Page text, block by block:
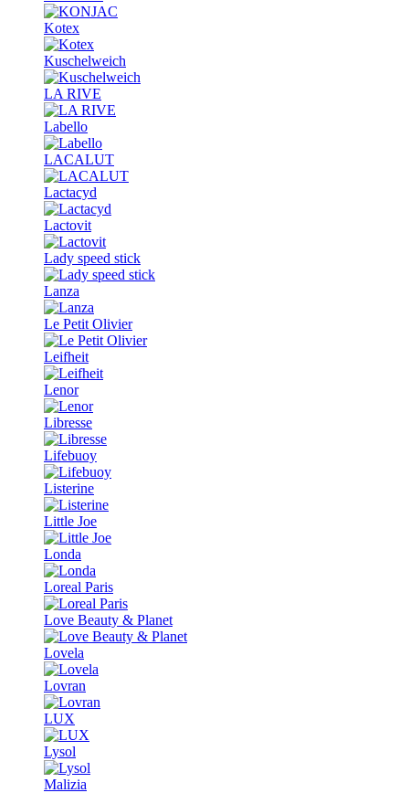
Kotex
Kuschelweich
LA RIVE
Labello
LACALUT
Lactacyd
Lactovit
Lady speed stick
Lanza
Le Petit Olivier
Leifheit
Lenor
Libresse
Lifebuoy
Listerine
Little Joe
Londa
Loreal Paris
Love Beauty & Planet
Lovela
Lovran
LUX
Lysol
Malizia